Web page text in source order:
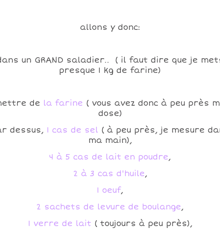
allons y donc:
un GRAND saladier.. ( il faut dire que je
presque 1 kg de farine)
de la farine ( vous avez donc à peu près
dose)
dessus, 1 cas de sel ( à peu près, je mesure
ma main),
4 à 5 cas de lait en poudre,
2 à 3 cas d'huile,
1 oeuf,
2 sachets de levure de boulange,
1 verre de lait ( toujours à peu près),